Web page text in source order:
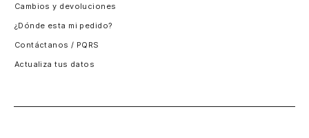
Cambios y devoluciones
¿Dónde esta mi pedido?
Contáctanos / PQRS
Actualiza tus datos